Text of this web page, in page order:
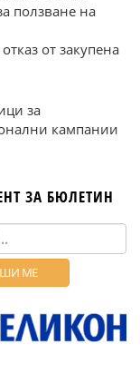
ползване на
от закупена
за
кампании
ЗА БЮЛЕТИН